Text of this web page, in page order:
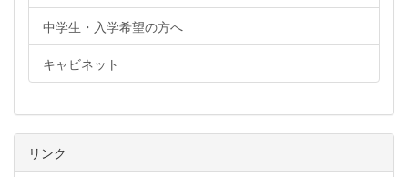
中学生・入学希望の方へ
キャビネット
リンク